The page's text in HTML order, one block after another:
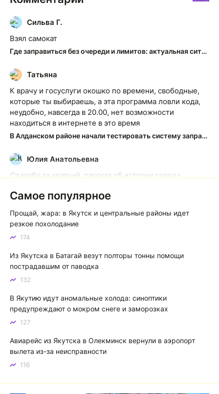
С
Сильва Г.
Взял самокат
Где заправиться без очереди и лимитов: актуальная ситуация на АЗС Якутска
Т
Татьяна
К врачу и госуслуги окошко по времени, свободные,
которые ты выбираешь, а эта программа ловли кода,
неудобно, навсегда в 20.00, нет возможности
находиться в интернете в это время
В Алданском районе начали тестировать систему заправки по QR-кодам
Ю
Юлия Анатольевна
Спасибо за краткий, рассказ об история города
Якутск сквозь века: от острога до столицы республики
К
Котя злой
Зной в Сибири, тем более в Якутске. Никакой это не
тем более говорить не приходиться. Не зря даже в
песнях поют…
Самое популярное
Прощай, жара: в Якутск и центральные районы идет
резкое похолодание
174
Из Якутска в Батагай везут полторы тонны помощи
пострадавшим от паводка
132
В Якутию идут аномальные холода: синоптики
предупреждают о мокром снеге и заморозках
127
Авиарейс из Якутска в Олекминск вернули в аэропорт
вылета из-за неисправности
116